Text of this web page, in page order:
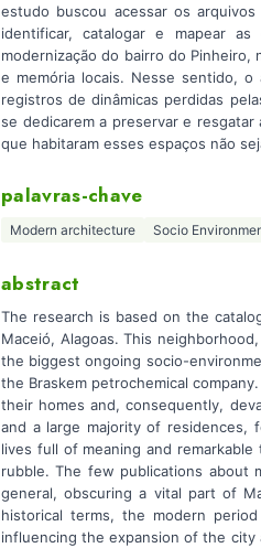
estudo buscou acessar os
identificar, catalogar e mapear
modernização do bairro do
e memória locais. Nesse sentido,
registros de dinâmicas perdidas
se dedicarem a preservar e
que habitaram esses espaços não
palavras-chave
Modern architecture Socio
abstract
The research is based on the
Maceió, Alagoas. This
the biggest ongoing socio-
the Braskem petrochemical
their homes and, consequently,
and a large majority of residences,
lives full of meaning and
rubble. The few publications about
general, obscuring a vital part of
historical terms, the modern
influencing the expansion of the